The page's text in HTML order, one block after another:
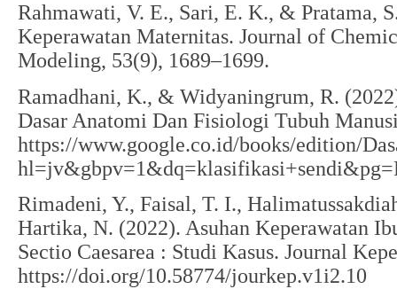
Rahmawati, V. E., Sari, E. K., & Pratama,
Keperawatan Maternitas. Journal of
Modeling, 53(9), 1689–1699.
Ramadhani, K., & Widyaningrum, R.
Dasar Anatomi Dan Fisiologi Tubuh
https://www.google.co.id/books/edition/
Rimadeni, Y., Faisal, T. I.,
Hartika, N. (2022). Asuhan Keperawatan
Sectio Caesarea : Studi Kasus. Journal
https://doi.org/10.58774/jourkep.v1i2.10